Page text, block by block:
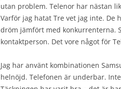
utan problem. Telenor har nästan
Varför jag hatat Tre vet jag inte.
dröm jämfört med konkurrenterna.
kontaktperson. Det vore något för
Jag har använt kombinationen
helnöjd. Telefonen är underbar.